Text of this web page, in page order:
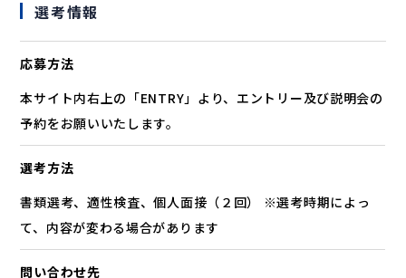
選考情報
応募方法
本サイト内右上の「ENTRY」より、エントリー及び説明会の
予約をお願いいたします。
選考方法
書類選考、適性検査、個人面接（２回） ※選考時期によっ
て、内容が変わる場合があります
問い合わせ先